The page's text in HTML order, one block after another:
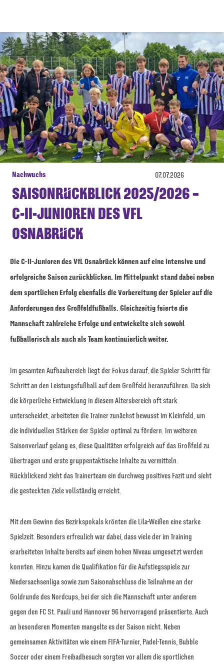
Nachwuchs 07.07.2026
SAISONRÜCKBLICK 2025/2026 –
C-II-JUNIOREN DES VFL
OSNABRÜCK
Die C-II-Junioren des VfL Osnabrück können auf eine intensive und
erfolgreiche Saison zurückblicken. Im Mittelpunkt stand dabei neben
dem sportlichen Erfolg ebenfalls die Vorbereitung der Spieler auf die
Anforderungen des Großfeldfußballs. Gleichzeitig feierte die
Mannschaft zahlreiche Erfolge und entwickelte sich sowohl
fußballerisch als auch als Team kontinuierlich weiter.
Im gesamten Aufbaubereich liegt der Fokus darauf, die Spieler Schritt für
Schritt an den Leistungsfußball auf dem Großfeld heranzuführen. Da sich
die körperliche Entwicklung in diesem Altersbereich oft stark
unterscheidet, arbeiteten die Trainer zunächst bewusst im Kleinfeld, um
die individuellen Stärken der Spieler optimal zu fördern. Im weiteren
Saisonverlauf gelang es, diese Qualitäten erfolgreich auf das Großfeld zu
übertragen und erste gruppentaktische Inhalte zu vermitteln.
Rückblickend zieht das Trainerteam ein durchweg positives Fazit und sieht
die gesteckten Ziele vollständig erreicht.
Mit dem Gewinn des Bezirkspokals krönten die Lila-Weißen eine starke
Spielzeit. Besonders erfreulich war dabei, dass viele der im Training
erarbeiteten Inhalte bereits auf einem hohen Niveau umgesetzt werden
konnten. Hinzu kamen die Qualifikation für die Aufstiegsspiele zur
Niedersachsenliga sowie zum Saisonabschluss die Teilnahme an der
Goldrunde des Nordcups, bei der sich die Mannschaft unter anderem
gegen den FC St. Pauli und Hannover 96 hervorragend präsentierte. Auch
an besonderen Momenten mangelte es der Saison nicht. Neben
gemeinsamen Aktivitäten wie einem FIFA-Turnier, Padel-Tennis, Bubble
Soccer oder einem Freibadbesuch sorgten vor allem die sportlichen